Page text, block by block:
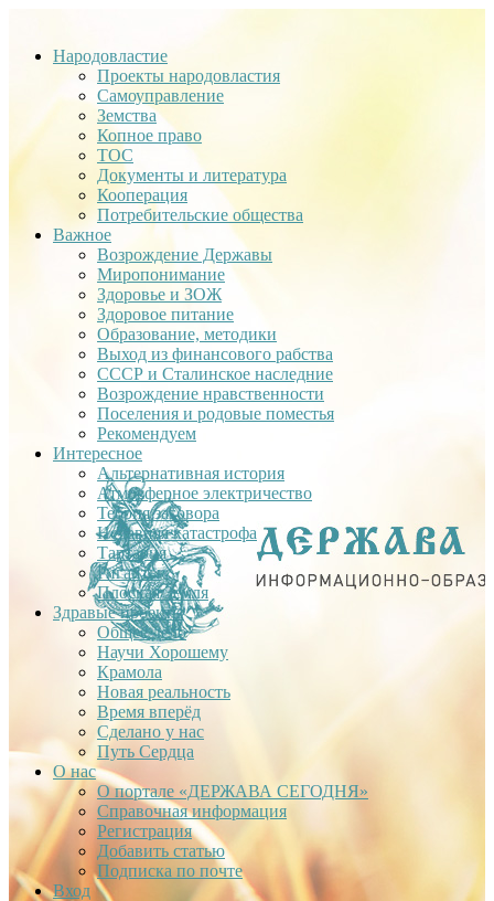
Народовластие
Проекты народовластия
Самоуправление
Земства
Копное право
ТОС
Документы и литература
Кооперация
Потребительские общества
Важное
Возрождение Державы
Миропонимание
Здоровье и ЗОЖ
Здоровое питание
Образование, методики
Выход из финансового рабства
СССР и Сталинское наследние
Возрождение нравственности
Поселения и родовые поместья
Рекомендуем
Интересное
Альтернативная история
Атмосферное электричество
Теория заговора
Недавняя катастрофа
Тартария
Гиганты
Плоская Земля
Здравые проекты
Общее дело
Научи Хорошему
Крамола
Новая реальность
Время вперёд
Сделано у нас
Путь Сердца
О нас
О портале «ДЕРЖАВА СЕГОДНЯ»
Справочная информация
Регистрация
Добавить статью
Подписка по почте
Вход